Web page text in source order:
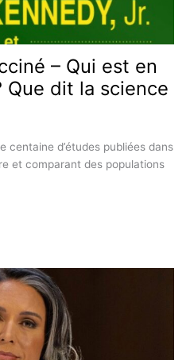
– Qui est en
Que dit la science
centaine d’études publiées dans
et comparant des populations